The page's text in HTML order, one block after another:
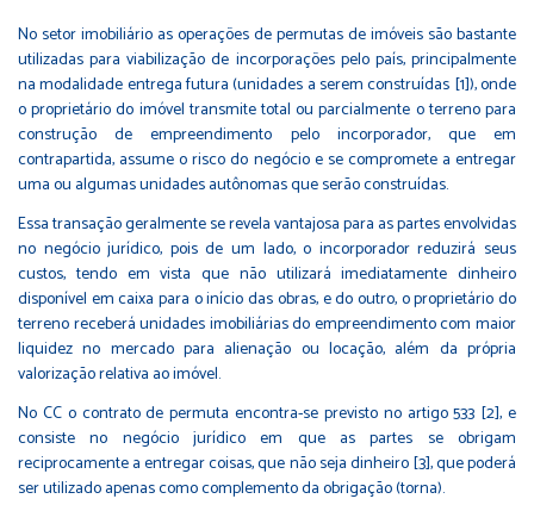
No setor imobiliário as operações de permutas de imóveis são bastante
utilizadas para viabilização de incorporações pelo país, principalmente
na modalidade entrega futura (unidades a serem construídas [1]), onde
o proprietário do imóvel transmite total ou parcialmente o terreno para
construção de empreendimento pelo incorporador, que em
contrapartida, assume o risco do negócio e se compromete a entregar
uma ou algumas unidades autônomas que serão construídas.
Essa transação geralmente se revela vantajosa para as partes envolvidas
no negócio jurídico, pois de um lado, o incorporador reduzirá seus
custos, tendo em vista que não utilizará imediatamente dinheiro
disponível em caixa para o início das obras, e do outro, o proprietário do
terreno receberá unidades imobiliárias do empreendimento com maior
liquidez no mercado para alienação ou locação, além da própria
valorização relativa ao imóvel.
No CC o contrato de permuta encontra-se previsto no artigo 533 [2], e
consiste no negócio jurídico em que as partes se obrigam
reciprocamente a entregar coisas, que não seja dinheiro[3], que poderá
ser utilizado apenas como complemento da obrigação (torna).